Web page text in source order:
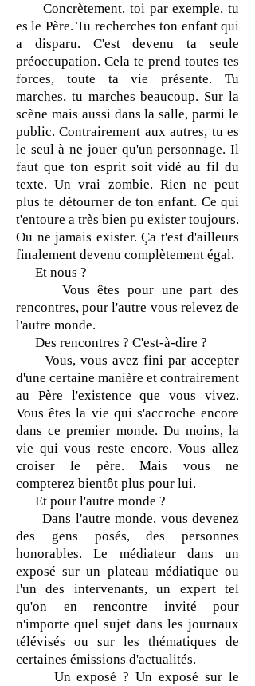
Concrètement, toi par exemple, tu
es le Père. Tu recherches ton enfant qui
a disparu. C'est devenu ta seule
préoccupation. Cela te prend toutes tes
forces, toute ta vie présente. Tu
marches, tu marches beaucoup. Sur la
scène mais aussi dans la salle, parmi le
public. Contrairement aux autres, tu es
le seul à ne jouer qu'un personnage. Il
faut que ton esprit soit vidé au fil du
texte. Un vrai zombie. Rien ne peut
plus te détourner de ton enfant. Ce qui
t'entoure a très bien pu exister toujours.
Ou ne jamais exister. Ça t'est d'ailleurs
finalement devenu complètement égal.
Et nous ?
Vous êtes pour une part des
rencontres, pour l'autre vous relevez de
l'autre monde.
Des rencontres ? C'est-à-dire ?
Vous, vous avez fini par accepter
d'une certaine manière et contrairement
au Père l'existence que vous vivez.
Vous êtes la vie qui s'accroche encore
dans ce premier monde. Du moins, la
vie qui vous reste encore. Vous allez
croiser le père. Mais vous ne
compterez bientôt plus pour lui.
Et pour l'autre monde ?
Dans l'autre monde, vous devenez
des gens posés, des personnes
honorables. Le médiateur dans un
exposé sur un plateau médiatique ou
l'un des intervenants, un expert tel
qu'on en rencontre invité pour
n'importe quel sujet dans les journaux
télévisés ou sur les thématiques de
certaines émissions d'actualités.
Un exposé ? Un exposé sur le